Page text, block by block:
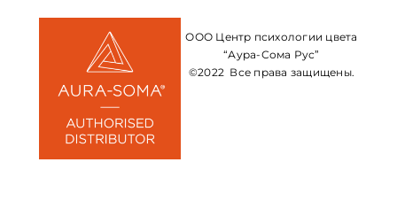
ООО Центр психологии цвета
“Аура-Сома Рус”
©2022 Все права защищены.